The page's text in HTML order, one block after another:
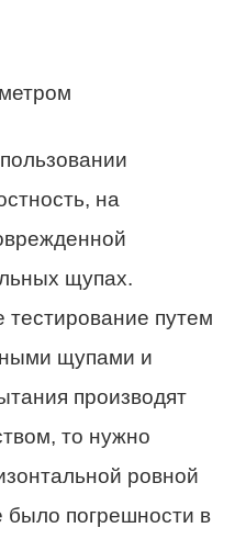
на
щупах.
тестирование путем
щупами и
производят
то нужно
ровной
было погрешности в